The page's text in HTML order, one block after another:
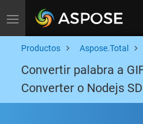
Toggle navigation
Productos Aspose.Total
Convertir palabra a
Converter o Nodejs